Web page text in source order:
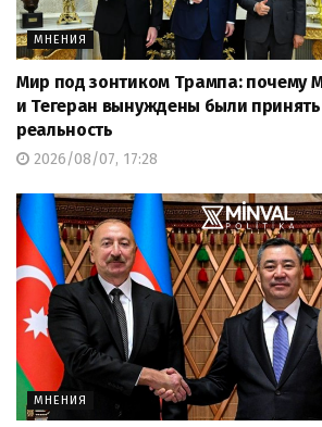
МНЕНИЯ
Мир под зонтиком Трампа: почему
и Тегеран вынуждены были
реальность
2026/08/07, 17:28
МНЕНИЯ